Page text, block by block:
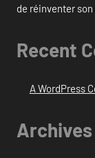
de réinventer
Recent
A WordPress
Archives